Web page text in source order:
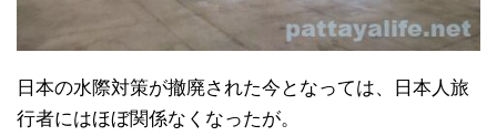
日本の水際対策が撤廃された今となっては、日本人旅
行者にはほぼ関係なくなったが。